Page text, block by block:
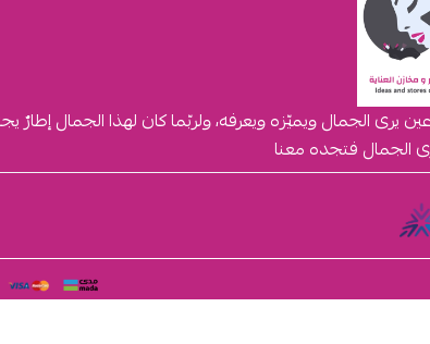
يرى الجمال ويميّزه ويعرفه، ولربّما كان لهذا الجمال
الجمال فتجده معنا